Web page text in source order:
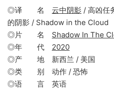
◎译 名 云中阴影 / 高凶任
的阴影 / Shadow in the Cloud
◎片 名 Shadow In The
◎年 代 2020
◎产 地 新西兰 / 美国
◎类 别 动作 / 恐怖
◎语 言 英语